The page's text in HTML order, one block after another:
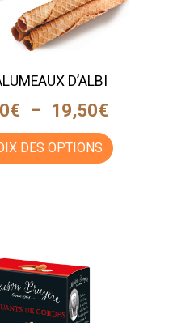
D’ALBI
€ – 19,50€
DES OPTIONS